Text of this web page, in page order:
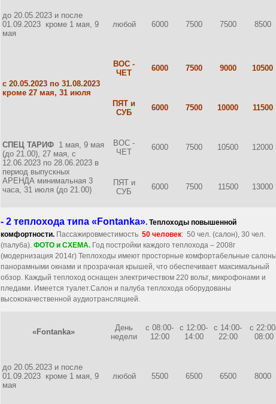
до 20.05.2023 и после
01.09.2023 кроме 1 мая, 9
мая
любой 6000 7500 7500 8500
с 20.05.2023 по 31.08.2023
кроме 27 мая, 31 июля
ВОС -
ЧЕТ
6000 7500 9000 10500
ПЯТ и
СУБ
6000 7500 10000 11500
СПЕЦ ТАРИФ 1 мая, 9 мая
(до 21.00), 27 мая, с
12.06.2023 по 28.06.2023 в
период выпускных
АРЕНДА минимальная 3
часа, 31 июля (до 21.00)
ВОС -
ЧЕТ
6000 7500 10500 12000
ПЯТ и
СУБ
6000 7500 11500 13000
- 2 теплохода типа «Fontanka».Теплоходы повышенной
комфортности. Пассажировместимость50 человек: 50 чел. (салон), 30 чел.
(палуба). ФОТО и СХЕМА. Год постройки каждого теплохода – 2008г
(модернизация 2014г) Теплоходы имеют просторные комфортабельные
панорамными окнами и прозрачная крышей, что обеспечивает максимальный
обзор. Каждый теплоход оснащен электричеством 220 вольт, микрофонами и
пледами. Имеется туалет.Салон и палуба теплохода оборудованы
высококачественной аудиотрансляцией.
«Fontanka»
День
недели
с 08:00-
12:00
с 12:00-
14:00
с 14:00-
22:00
с
08:00
до 20.05.2023 и после
01.09.2023 кроме 1 мая, 9
мая
любой 5500 6500 6500 8000